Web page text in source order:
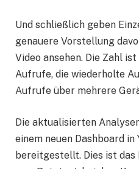
Und schließlich geben
genauere Vorstellung
Video ansehen. Die Zahl
Aufrufe, die wiederholte
Aufrufe über mehrere
Die aktualisierten
einem neuen Dashboard in
bereitgestellt. Dies ist das